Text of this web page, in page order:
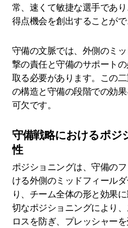
常、速くて敏捷な選手であり
得点機会を創出することがで
守備の文脈では、外側のミ
撃の責任と守備のサポート
取る必要があります。この
の構造と守備の段階での効
可欠です。
守備戦略におけるポジ
性
ポジショニングは、守備の
ける外側のミッドフィール
り、チーム全体の形と効果
切なポジショニングにより
ロスを防ぎ、プレッシャー